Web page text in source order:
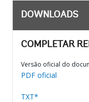
DOWNLOADS
COMPLETAR
Versão oficial do
PDF oficial
TXT*